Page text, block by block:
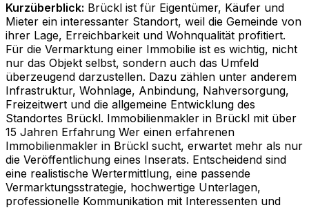
Kurzüberblick: Brückl ist für Eigentümer, Käufer und
Mieter ein interessanter Standort, weil die Gemeinde von
ihrer Lage, Erreichbarkeit und Wohnqualität profitiert.
Für die Vermarktung einer Immobilie ist es wichtig, nicht
nur das Objekt selbst, sondern auch das Umfeld
überzeugend darzustellen. Dazu zählen unter anderem
Infrastruktur, Wohnlage, Anbindung, Nahversorgung,
Freizeitwert und die allgemeine Entwicklung des
Standortes Brückl. Immobilienmakler in Brückl mit über
15 Jahren Erfahrung Wer einen erfahrenen
Immobilienmakler in Brückl sucht, erwartet mehr als nur
die Veröffentlichung eines Inserats. Entscheidend sind
eine realistische Wertermittlung, eine passende
Vermarktungsstrategie, hochwertige Unterlagen,
professionelle Kommunikation mit Interessenten und